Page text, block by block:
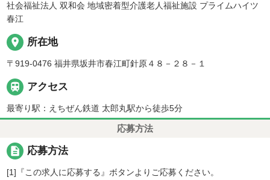
社会福祉法人 双和会 地域密着型介護老人福祉施設 プライムハイツ
春江
place 所在地
〒919-0476 福井県坂井市春江町針原４８－２８－１
 アクセス
最寄り駅：えちぜん鉄道 太郎丸駅から徒歩5分
応募方法
description 応募方法
[1]『この求人に応募する』ボタンよりご応募ください。